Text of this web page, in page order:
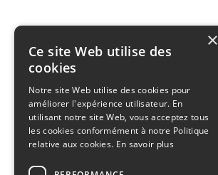
×
Ce site Web utilise des
cookies
Notre site Web utilise des cookies pour
améliorer l'expérience utilisateur. En
utilisant notre site Web, vous acceptez tous
les cookies conformément à notre Politique
relative aux cookies. En savoir plus